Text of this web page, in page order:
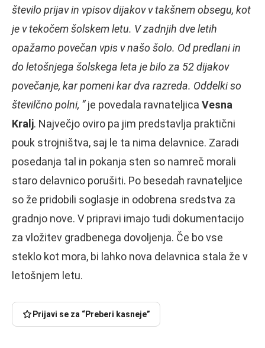
število prijav in vpisov dijakov v takšnem obsegu, kot
je v tekočem šolskem letu. V zadnjih dve letih
opažamo povečan vpis v našo šolo. Od predlani in
do letošnjega šolskega leta je bilo za 52 dijakov
povečanje, kar pomeni kar dva razreda. Oddelki so
številčno polni, “je povedala ravnateljica Vesna
Kralj. Največjo oviro pa jim predstavlja praktični
pouk strojništva, saj le ta nima delavnice. Zaradi
posedanja tal in pokanja sten so namreč morali
staro delavnico porušiti. Po besedah ravnateljice
so že pridobili soglasje in odobrena sredstva za
gradnjo nove. V pripravi imajo tudi dokumentacijo
za vložitev gradbenega dovoljenja. Če bo vse
steklo kot mora, bi lahko nova delavnica stala že v
letošnjem letu.
Prijavi se za “Preberi kasneje”